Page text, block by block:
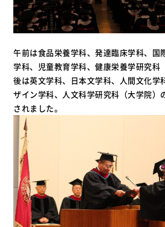
午前は食品栄養学科、発達臨床学科、国
学科、児童教育学科、健康栄養学研究科
後は英文学科、日本文学科、人間文化学
ザイン学科、人文科学研究科（大学院）
されました。